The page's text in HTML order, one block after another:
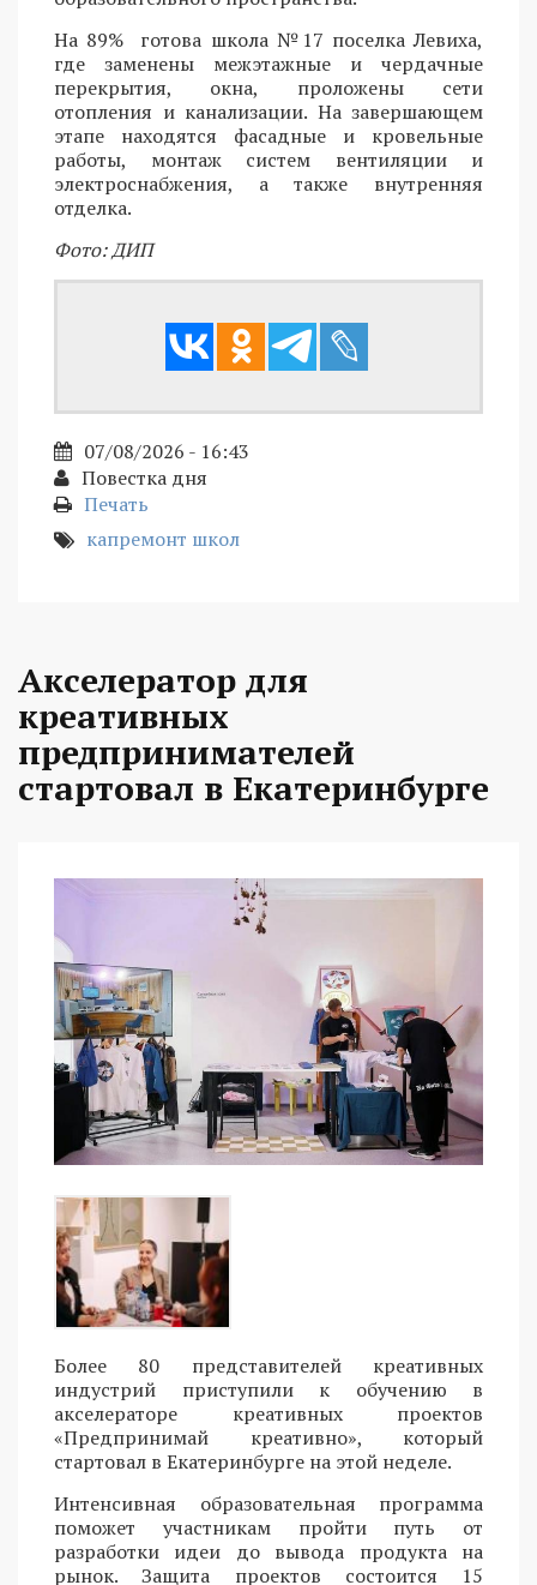
На 89% готова школа №17 поселка Левиха,
где заменены межэтажные и чердачные
перекрытия, окна, проложены сети
отопления и канализации. На завершающем
этапе находятся фасадные и кровельные
работы, монтаж систем вентиляции и
электроснабжения, а также внутренняя
отделка.
Фото: ДИП
07/08/2026 - 16:43
Повестка дня
Печать
капремонт школ
Акселератор для
креативных
предпринимателей
стартовал в Екатеринбурге
Более 80 представителей креативных
индустрий приступили к обучению в
акселераторе креативных проектов
«Предпринимай креативно», который
стартовал в Екатеринбурге на этой неделе.
Интенсивная образовательная программа
поможет участникам пройти путь от
разработки идеи до вывода продукта на
рынок. Защита проектов состоится 15